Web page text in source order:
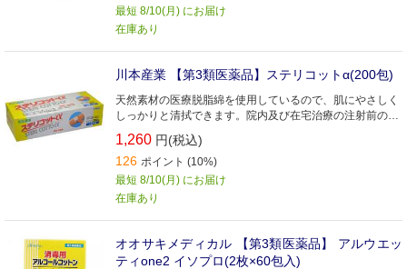
最短 8/10(月) にお届け
在庫あり
川本産業 【第3類医薬品】ステリコットα(200包)
天然素材の医療脱脂綿を使用しているので、肌にやさしく
しっかりと清拭できます。院内及び在宅治療の注射前の皮
膚消毒、手指消毒等にご使用ください。
1,260 円(税込)
126 ポイント (10%)
最短 8/10(月) にお届け
在庫あり
オオサキメディカル 【第3類医薬品】 アルウエッ
ティone2 イソプロ(2枚×60包入)